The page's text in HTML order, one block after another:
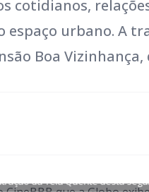
cotidianos,
espaço urbano. A
Boa
da Tela Quente desta